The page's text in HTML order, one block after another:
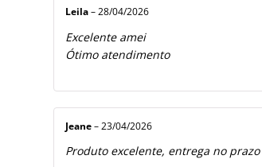
Leila – 28/04/2026
Excelente amei
Ótimo atendimento
Jeane – 23/04/2026
Produto excelente, entrega no